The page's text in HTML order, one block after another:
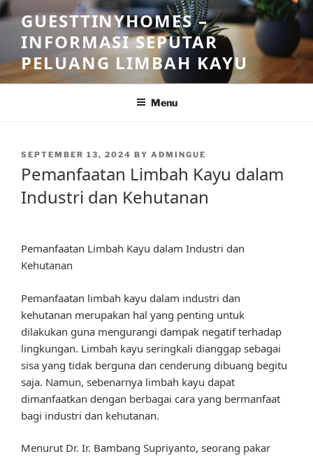
Skip
to
content
GUESTTINYHOMES –
INFORMASI SEPUTAR
PELUANG LIMBAH KAYU
Menu
POSTED
SEPTEMBER 13, 2024 BY ADMINGUE
Pemanfaatan Limbah Kayu dalam
Industri dan Kehutanan
Pemanfaatan Limbah Kayu dalam Industri dan
Kehutanan
Pemanfaatan limbah kayu dalam industri dan
kehutanan merupakan hal yang penting untuk
dilakukan guna mengurangi dampak negatif terhadap
lingkungan. Limbah kayu seringkali dianggap sebagai
sisa yang tidak berguna dan cenderung dibuang begitu
saja. Namun, sebenarnya limbah kayu dapat
dimanfaatkan dengan berbagai cara yang bermanfaat
bagi industri dan kehutanan.
Menurut Dr. Ir. Bambang Supriyanto, seorang pakar